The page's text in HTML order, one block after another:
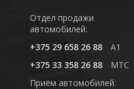
Отдел продажи
автомобилей:
+375 29 658 26 88
A1
+375 33 358 26 88
MTC
Приём автомобилей: